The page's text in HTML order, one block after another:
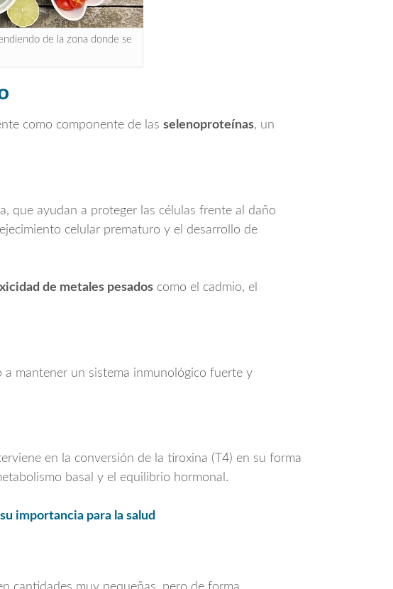
de la zona donde se
como componente de las selenoproteínas, un
que ayudan a proteger las células frente al daño
celular prematuro y el desarrollo de
de metales pesados como el cadmio, el
a mantener un sistema inmunológico fuerte y
en la conversión de la tiroxina (T4) en su forma
basal y el equilibrio hormonal.
importancia para la salud